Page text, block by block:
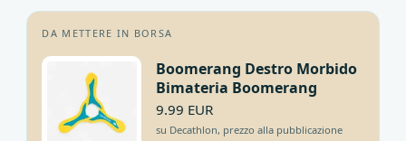
DA METTERE IN BORSA
Boomerang Destro Morbido
Bimateria Boomerang
9.99 EUR
su Decathlon, prezzo alla pubblicazione